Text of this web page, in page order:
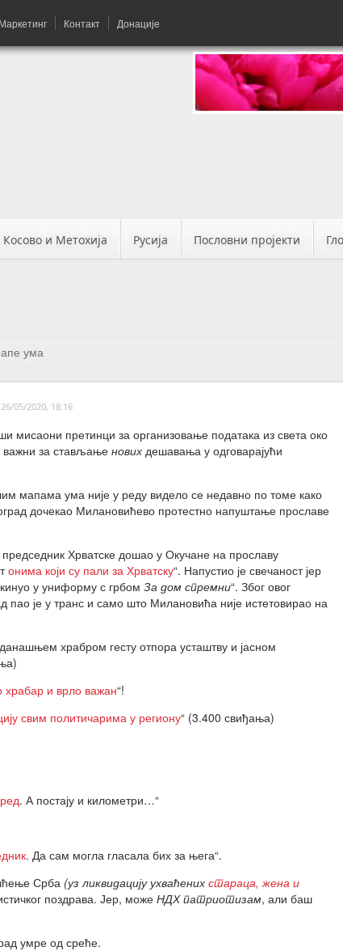
Маркетинг Контакт Донације
Косово и Метохија Русија Пословни пројекти
ума
05/2020, 18:16
мисаони претинци за организовање података из света око
важни за стављањенових дешавања у одговарајући
мапама ума није у реду видело се недавно по томе како
дочекао Милановићево протестно напуштање прославе
председник Хрватске дошао у Окучане на прославу
онима који су пали за Хрватску“. Напустио је свечаност јер
у униформу с грбом За дом спремни“. Због овог
пао је у транс и само што Милановића није истетовирао на
храбром гесту отпора усташтву и јасном
храбар и врло важан“!
свим политичарима у региону“ (3.400 свиђања)
. А постају и километри…“
. Да сам могла гласала бих за њега“.
Срба (уз ликвидацију ухваћених стараца, жена и
поздрава. Јер, може НДХ патриотизам, али баш
умре од среће.